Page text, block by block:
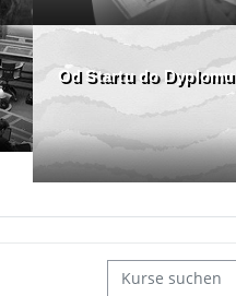
Od Startu do Dyplomu
Kurse suchen